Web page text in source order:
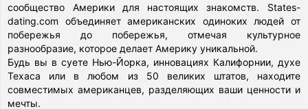
сообщество Америки для настоящих знакомств. States-
dating.com объединяет американских одиноких людей от
побережья до побережья, отмечая культурное
разнообразие, которое делает Америку уникальной.
Будь вы в суете Нью-Йорка, инновациях Калифорнии, духе
Техаса или в любом из 50 великих штатов, находите
совместимых американцев, разделяющих ваши ценности и
мечты.